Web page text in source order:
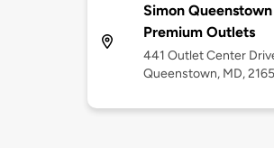
Simon
Premium Outlets
441 Outlet Center
Queenstown, MD,